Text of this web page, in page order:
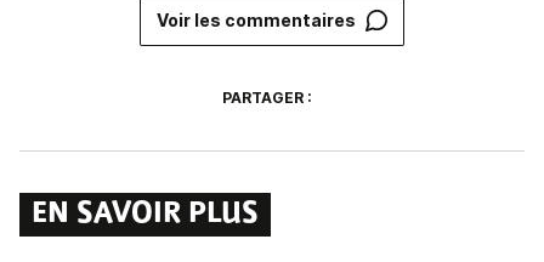
Voir les commentaires
PARTAGER :
EN SAVOIR PLUS